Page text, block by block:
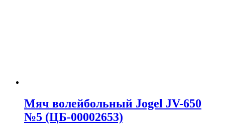
Мяч волейбольный Jogel JV-650
№5 (ЦБ-00002653)